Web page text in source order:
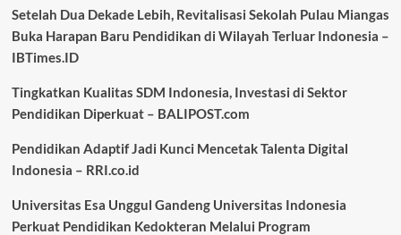
Setelah Dua Dekade Lebih, Revitalisasi Sekolah Pulau Miangas
Buka Harapan Baru Pendidikan di Wilayah Terluar Indonesia –
IBTimes.ID
Tingkatkan Kualitas SDM Indonesia, Investasi di Sektor
Pendidikan Diperkuat – BALIPOST.com
Pendidikan Adaptif Jadi Kunci Mencetak Talenta Digital
Indonesia – RRI.co.id
Universitas Esa Unggul Gandeng Universitas Indonesia
Perkuat Pendidikan Kedokteran Melalui Program